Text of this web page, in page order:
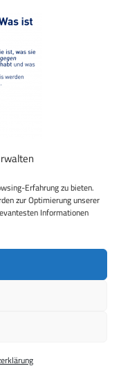
Erfahrung zu bieten.
zur Optimierung unserer
Informationen